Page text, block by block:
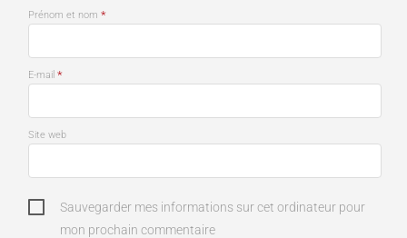
Prénom et nom *
E-mail *
Site web
Sauvegarder mes informations sur cet ordinateur pour
mon prochain commentaire